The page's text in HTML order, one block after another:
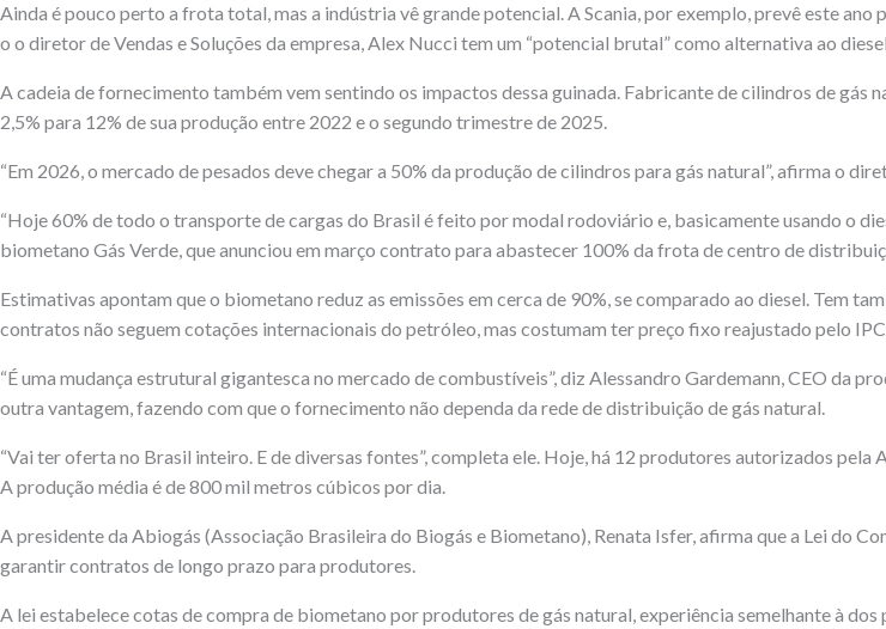
Ainda é pouco perto a frota total, mas a indústria vê grande potencial. A Scania, por exemplo, prevê este
o o diretor de Vendas e Soluções da empresa, Alex Nucci tem um “potencial brutal” como alternativa ao
A cadeia de fornecimento também vem sentindo os impactos dessa guinada. Fabricante de cilindros de gás
2,5% para 12% de sua produção entre 2022 e o segundo trimestre de 2025.
“Em 2026, o mercado de pesados deve chegar a 50% da produção de cilindros para gás natural”, afirma o
“Hoje 60% de todo o transporte de cargas do Brasil é feito por modal rodoviário e, basicamente usando o
biometano Gás Verde, que anunciou em março contrato para abastecer 100% da frota de centro de
Estimativas apontam que o biometano reduz as emissões em cerca de 90%, se comparado ao diesel. Tem
contratos não seguem cotações internacionais do petróleo, mas costumam ter preço fixo reajustado pelo
“É uma mudança estrutural gigantesca no mercado de combustíveis”, diz Alessandro Gardemann, CEO da
outra vantagem, fazendo com que o fornecimento não dependa da rede de distribuição de gás natural.
“Vai ter oferta no Brasil inteiro. E de diversas fontes”, completa ele. Hoje, há 12 produtores autorizados
A produção média é de 800 mil metros cúbicos por dia.
A presidente da Abiogás (Associação Brasileira do Biogás e Biometano), Renata Isfer, afirma que a Lei do
garantir contratos de longo prazo para produtores.
A lei estabelece cotas de compra de biometano por produtores de gás natural, experiência semelhante à